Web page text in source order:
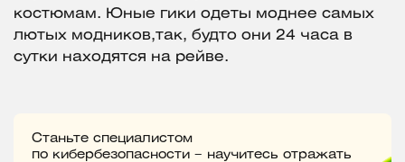
костюмам. Юные гики одеты моднее самых
лютых модников,так, будто они 24 часа в
сутки находятся на рейве.
Станьте специалистом
по кибербезопасности – научитесь отражать